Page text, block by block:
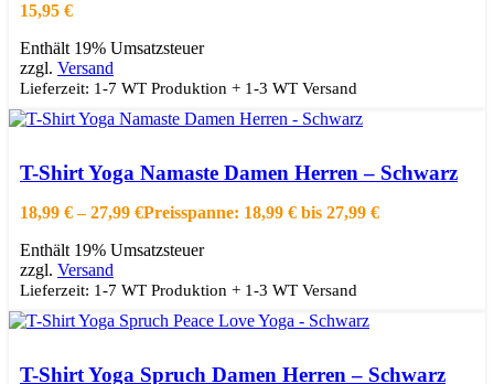
15,95 €
Enthält 19% Umsatzsteuer
zzgl. Versand
Lieferzeit: 1-7 WT Produktion + 1-3 WT Versand
Schnellansicht
T-Shirt Yoga Namaste Damen Herren – Schwarz
18,99 € –27,99 €Preisspanne: 18,99 € bis 27,99 €
Enthält 19% Umsatzsteuer
zzgl. Versand
Lieferzeit: 1-7 WT Produktion + 1-3 WT Versand
Schnellansicht
T-Shirt Yoga Spruch Damen Herren – Schwarz